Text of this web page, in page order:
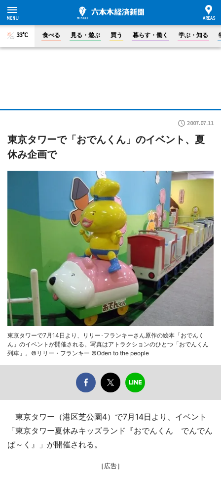
33°C 食べる 見る・遊ぶ 買う 暮らす・働く 学ぶ・知る
2007.07.11
東京タワーで「おでんくん」のイベント、夏
休み企画で
東京タワーで7月14日より、リリー･フランキーさん原作の絵本「おでんく
ん」のイベントが開催される。写真はアトラクションのひとつ「おでんくん
列車」。©リリー・フランキー ©Oden to the people
東京タワー（港区芝公園4）で7月14日より、イベント
「東京タワー夏休みキッズランド『おでんくん でんでん
ぱ～く』」が開催される。
［広告］